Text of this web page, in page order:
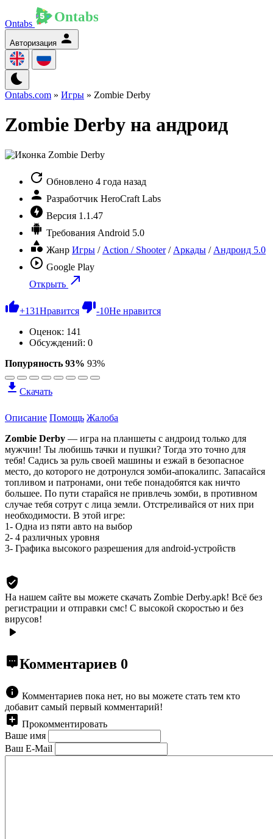
Ontabs
Авторизация
Ontabs.com » Игры » Zombie Derby
Zombie Derby на андроид
Обновлено 4 года назад
Разработчик HeroCraft Labs
Версия 1.1.47
Требования Android 5.0
Жанр Игры / Action / Shooter/ Аркады / Андроид 5.0
Google Play
Открыть
+131Нравится -10Не нравится
Оценок: 141
Обсуждений: 0
Попуряность 93% 93%
Скачать
Описание Помощь Жалоба
Zombie Derby — игра на планшеты с андроид только для
мужчин! Ты любишь тачки и пушки? Тогда это точно для
тебя! Садись за руль своей машины и езжай в безопасное
место, до которого не дотронулся зомби-апокалипс. Запасайся
топливом и патронами, они тебе понадобятся как ничто
большее. По пути старайся не привлечь зомби, в противном
случае тебя сотрут с лица земли. Отстреливайся от них при
необходимости. В этой игре:
1- Одна из пяти авто на выбор
2- 4 различных уровня
3- Графика высокого разрешения для android-устройств
На нашем сайте вы можете скачать Zombie Derby.apk! Всё без
регистрации и отправки смс! С высокой скоростью и без
вирусов!
Комментариев 0
Комментариев пока нет, но вы можете стать тем кто
добавит самый первый комментарий!
Прокомментировать
Ваше имя
Ваш E-Mail